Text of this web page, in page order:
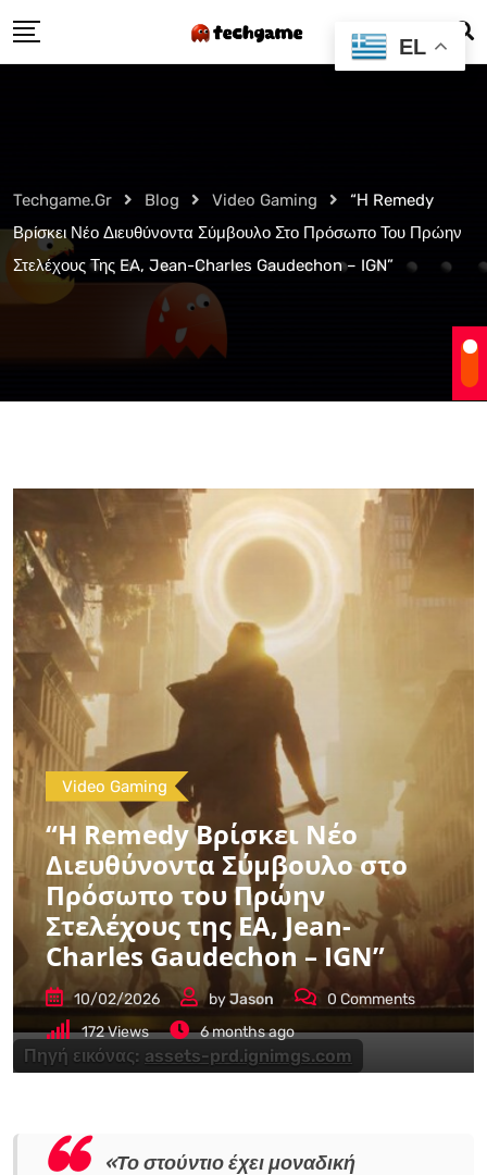
to
Techgame.gr Blog Video Gaming
“Η Remedy
Βρίσκει Νέο Διευθύνοντα Σύμβουλο Στο Πρόσωπο Του Πρώην
Στελέχους Της EA, Jean-Charles Gaudechon – IGN”
Πηγή εικόνας: assets-prd.ignimgs.com
Video Gaming
“Η Remedy Βρίσκει Νέο
Διευθύνοντα Σύμβουλο στο
Πρόσωπο του Πρώην
Στελέχους της EA, Jean-
Charles Gaudechon – IGN”
10/02/2026 byJason 0Comments
172Views 6 months ago
«Το στούντιο έχει μοναδική
EL